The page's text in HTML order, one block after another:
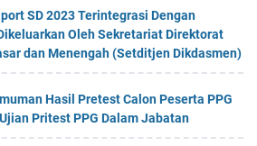
SD 2023 Terintegrasi Dengan
Oleh Sekretariat Direktorat
dan Menengah (Setditjen Dikdasmen)
Hasil Pretest Calon Peserta PPG
Pritest PPG Dalam Jabatan